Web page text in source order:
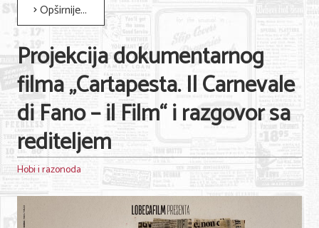
Opširnije...
Projekcija dokumentarnog
filma „Cartapesta. Il Carnevale
di Fano – il Film“ i razgovor sa
rediteljem
Hobi i razonoda